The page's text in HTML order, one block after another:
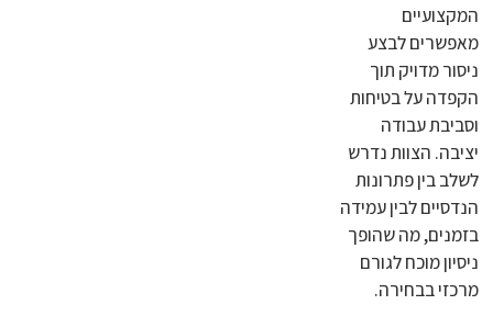
המקצועיים
מאפשרים לבצע
ניסור מדויק תוך
הקפדה על בטיחות
וסביבת עבודה
יציבה. הצוות נדרש
לשלב בין פתרונות
הנדסיים לבין עמידה
בזמנים, מה שהופך
ניסיון מוכח לגורם
מרכזי בבחירה.